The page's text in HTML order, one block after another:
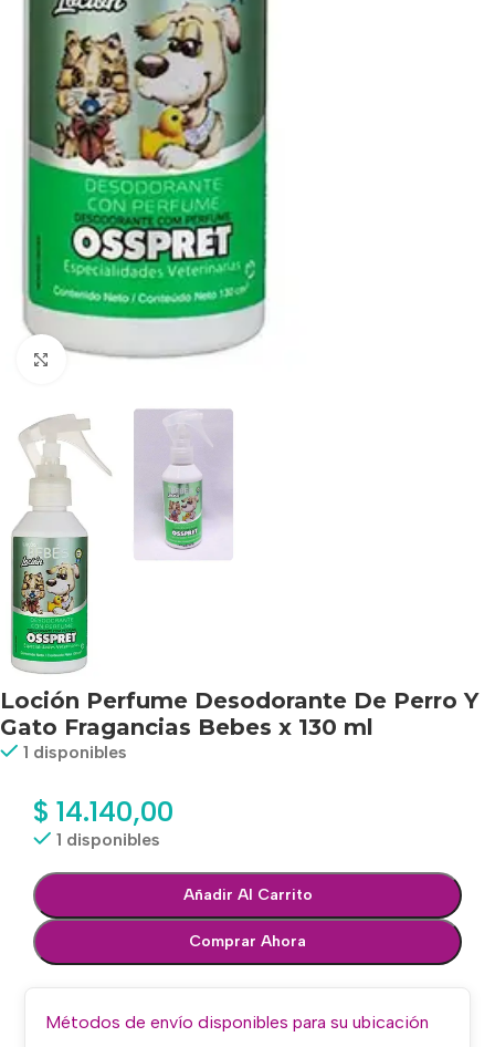
Haga clic para ampliar
Loción Perfume Desodorante De Perro Y
Gato Fragancias Bebes x 130 ml
1 disponibles
$ 14.140,00
1 disponibles
Añadir Al Carrito
Comprar Ahora
Métodos de envío disponibles para su ubicación